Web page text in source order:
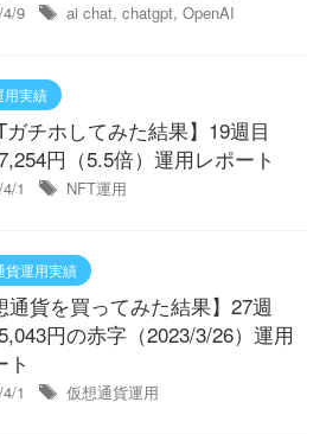
9 ai chat, chatgpt, OpenAI
用実績
ガチホしてみた結果】19週目
円（5.5倍）運用レポート
1 NFT運用
貨運用実績
通貨を買ってみた結果】27週
円の赤字（2023/3/26）運用
ト
1 仮想通貨運用